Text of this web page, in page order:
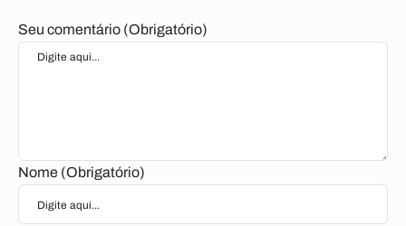
Seu comentário (Obrigatório)
Nome (Obrigatório)